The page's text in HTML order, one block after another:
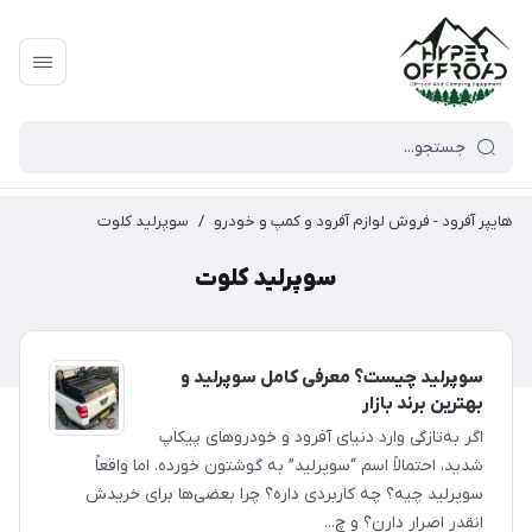
هایپر آفرود - فروش لوازم آفرود و کمپ و خودرو / سوپرلید کلوت
سوپرلید کلوت
سوپرلید چیست؟ معرفی کامل سوپرلید و
بهترین برند بازار
اگر به‌تازگی وارد دنیای آفرود و خودروهای پیکاپ
شدید، احتمالاً اسم “سوپرلید” به گوشتون خورده. اما واقعاً
سوپرلید چیه؟ چه کاربردی داره؟ چرا بعضی‌ها برای خریدش
انقدر اصرار دارن؟ و چ...